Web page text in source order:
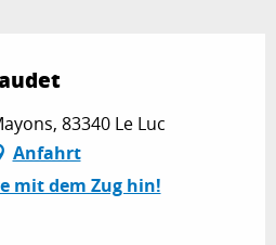
83340 Le Luc
Anfahrt
mit dem Zug hin!